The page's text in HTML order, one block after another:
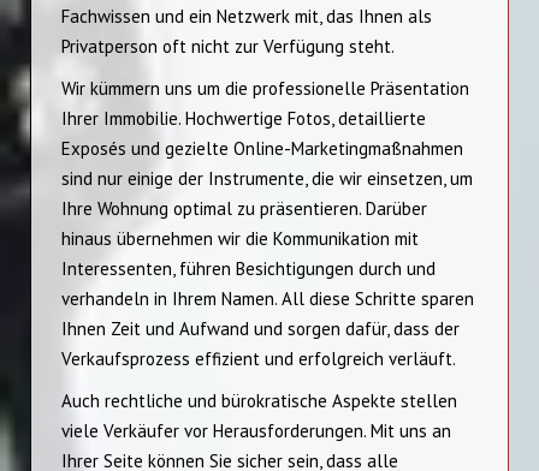
Fachwissen und ein Netzwerk mit, das Ihnen als
Privatperson oft nicht zur Verfügung steht.
Wir kümmern uns um die professionelle Präsentation
Ihrer Immobilie. Hochwertige Fotos, detaillierte
Exposés und gezielte Online-Marketingmaßnahmen
sind nur einige der Instrumente, die wir einsetzen, um
Ihre Wohnung optimal zu präsentieren. Darüber
hinaus übernehmen wir die Kommunikation mit
Interessenten, führen Besichtigungen durch und
verhandeln in Ihrem Namen. All diese Schritte sparen
Ihnen Zeit und Aufwand und sorgen dafür, dass der
Verkaufsprozess effizient und erfolgreich verläuft.
Auch rechtliche und bürokratische Aspekte stellen
viele Verkäufer vor Herausforderungen. Mit uns an
Ihrer Seite können Sie sicher sein, dass alle